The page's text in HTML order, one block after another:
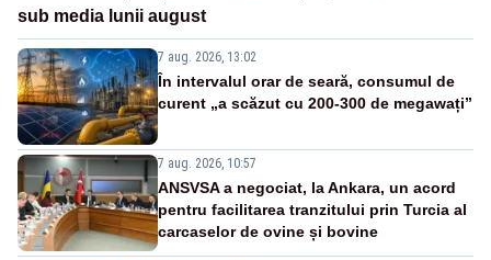
sub media lunii august
7 aug. 2026, 13:02
În intervalul orar de seară, consumul de
curent „a scăzut cu 200-300 de megawați”
7 aug. 2026, 10:57
ANSVSA a negociat, la Ankara, un acord
pentru facilitarea tranzitului prin Turcia al
carcaselor de ovine și bovine